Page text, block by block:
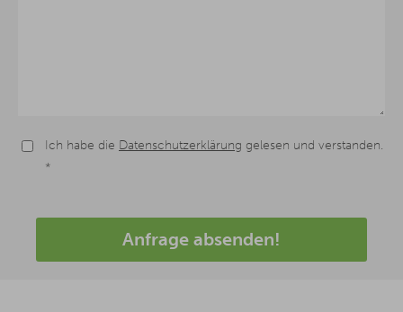
Ich habe die Datenschutzerklärung gelesen und verstanden.
*
Anfrage absenden!